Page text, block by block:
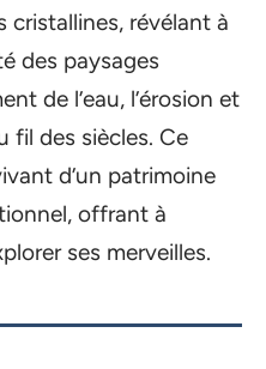
cristallines, révélant à
des paysages
de l’eau, l’érosion et
fil des siècles. Ce
d’un patrimoine
offrant à
ses merveilles.